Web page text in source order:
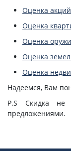
Оценка
Оценка
Оценка
Оценка
Оценка
Надеемся, Вам
P.S Скидка не
предложениями.